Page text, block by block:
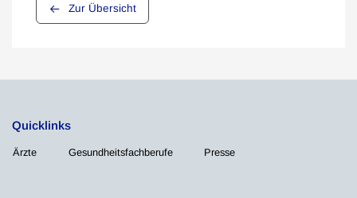
Zur Übersicht
Quicklinks
Ärzte Gesundheitsfachberufe Presse